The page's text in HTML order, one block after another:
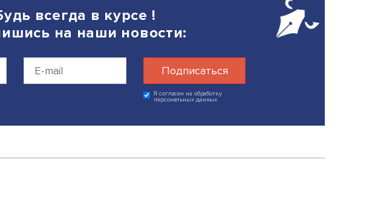
тыс. тонн.
порядка 3,5 тыс. тонн фруктов и орехов.
пришлись на семечковые культуры (яблоки,
1,6 тыс. тонн и орехи – 1,5 тыс. тонн.
03.07.2026